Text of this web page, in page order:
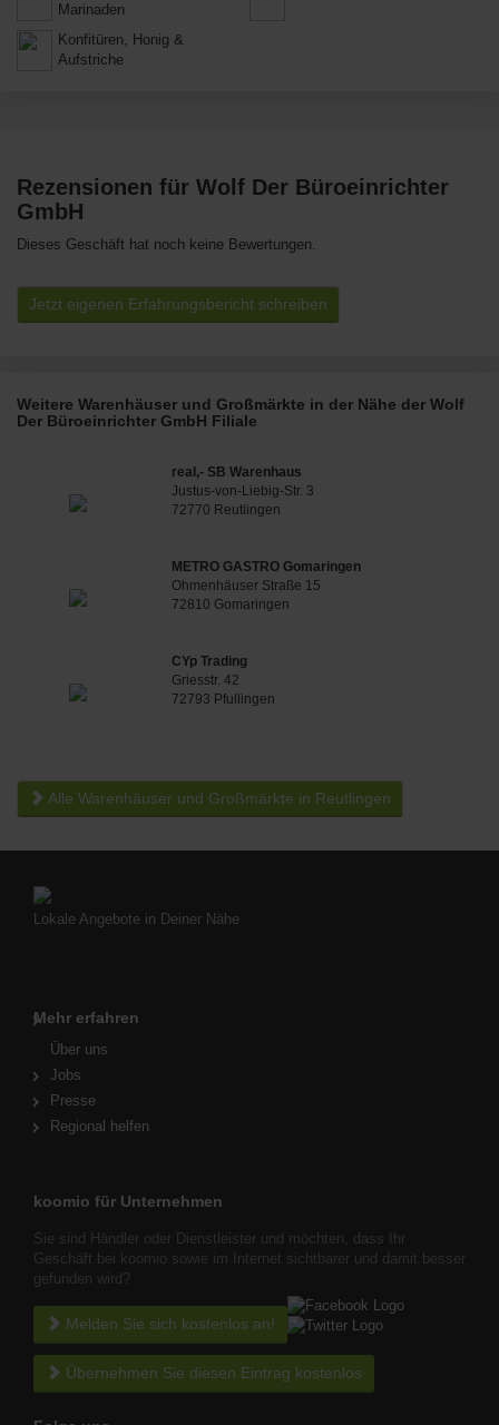
Marinaden
Konfitüren, Honig &
Aufstriche
Rezensionen für Wolf Der Büroeinrichter
GmbH
Dieses Geschäft hat noch keine Bewertungen.
Jetzt eigenen Erfahrungsbericht schreiben
Weitere Warenhäuser und Großmärkte in der Nähe der Wolf
Der Büroeinrichter GmbH Filiale
real,- SB Warenhaus
Justus-von-Liebig-Str. 3
72770 Reutlingen
METRO GASTRO Gomaringen
Ohmenhäuser Straße 15
72810 Gomaringen
CYp Trading
Griesstr. 42
72793 Pfullingen
Alle Warenhäuser und Großmärkte in Reutlingen
Lokale Angebote in Deiner Nähe
Mehr erfahren
Über uns
Jobs
Presse
Regional helfen
koomio für Unternehmen
Sie sind Händler oder Dienstleister und möchten, dass Ihr
Geschäft bei koomio sowie im Internet sichtbarer und damit besser
gefunden wird?
Melden Sie sich kostenlos an!
Übernehmen Sie diesen Eintrag kostenlos